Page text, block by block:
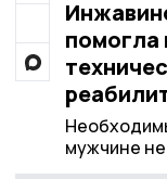
помогла
мужчине